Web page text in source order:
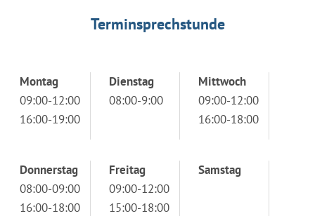
Terminsprechstunde
Montag
09:00-12:00
16:00-19:00
Dienstag
08:00-9:00
Mittwoch
09:00-12:00
16:00-18:00
Donnerstag
08:00-09:00
16:00-18:00
Freitag
09:00-12:00
15:00-18:00
Samstag